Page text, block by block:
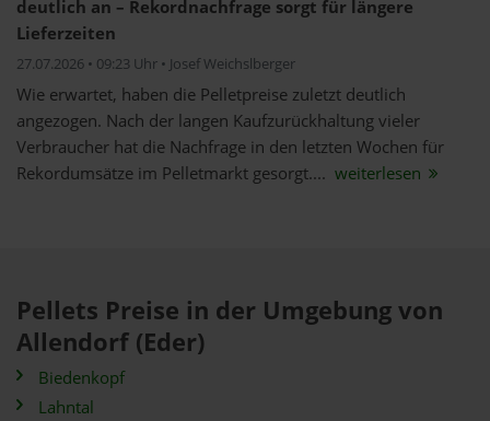
deutlich an – Rekordnachfrage sorgt für längere
Lieferzeiten
27.07.2026 • 09:23 Uhr • Josef Weichslberger
Wie erwartet, haben die Pelletpreise zuletzt deutlich
angezogen. Nach der langen Kaufzurückhaltung vieler
Verbraucher hat die Nachfrage in den letzten Wochen für
Rekordumsätze im Pelletmarkt gesorgt.... weiterlesen
Pellets Preise in der Umgebung von
Allendorf (Eder)
Biedenkopf
Lahntal